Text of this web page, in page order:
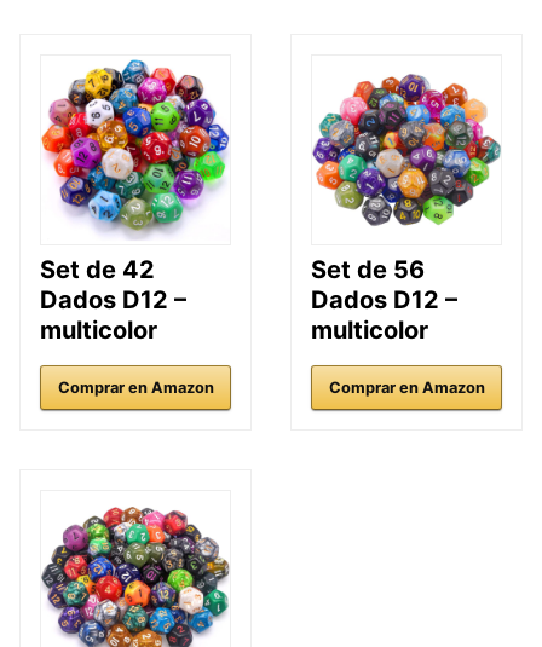
Set de 42
Dados D12 –
multicolor
Comprar en Amazon
Set de 56
Dados D12 –
multicolor
Comprar en Amazon